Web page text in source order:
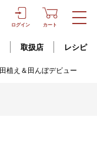
ログイン カート
取扱店 レシピ
田植え＆田んぼデビュー